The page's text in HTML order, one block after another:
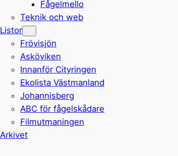
Fågelmello
Teknik och web
Listor
Frövisjön
Asköviken
Innanför Cityringen
Ekolista Västmanland
Johannisberg
ABC för fågelskådare
Filmutmaningen
Arkivet